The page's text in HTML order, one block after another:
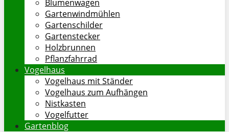
Blumenwagen
Gartenwindmühlen
Gartenschilder
Gartenstecker
Holzbrunnen
Pflanzfahrrad
Vogelhaus
Vogelhaus mit Ständer
Vogelhaus zum Aufhängen
Nistkasten
Vogelfutter
Gartenblog